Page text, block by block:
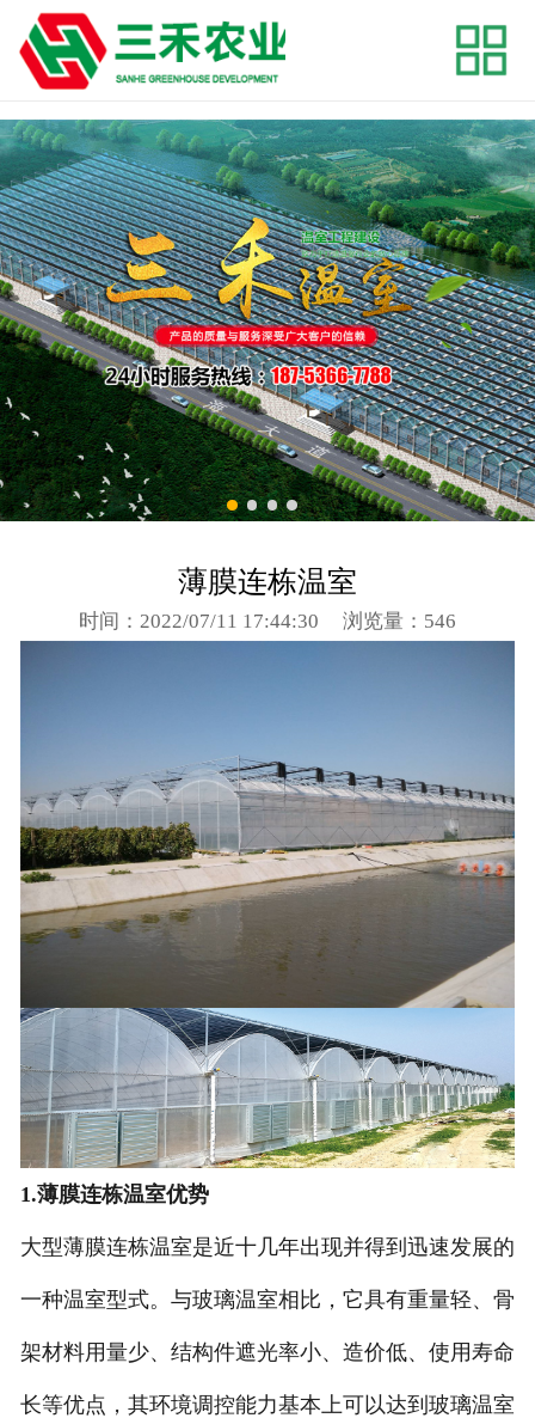
onclick=""
产品展示
工程案例
新闻资讯
联系我们
薄膜连栋温室
时间：2022/07/11 17:44:30 浏览量：546
1.薄膜连栋温室优势
大型薄膜连栋温室是近十几年出现并得到迅速发展的
一种温室型式。与玻璃温室相比，它具有重量轻、骨
架材料用量少、结构件遮光率小、造价低、使用寿命
长等优点，其环境调控能力基本上可以达到玻璃温室